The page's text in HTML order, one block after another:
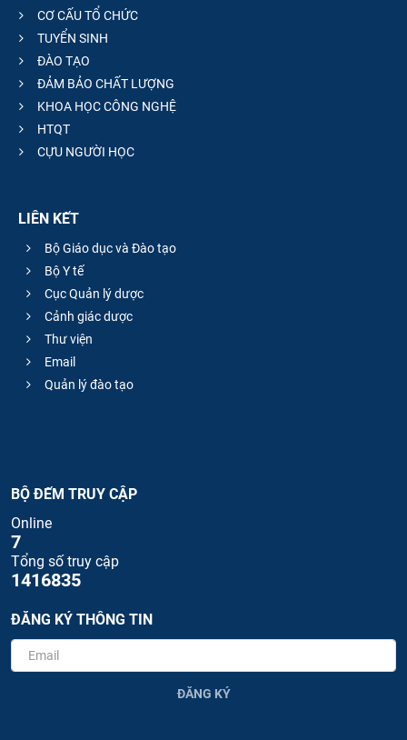
CƠ CẤU TỔ CHỨC
TUYỂN SINH
ĐÀO TẠO
ĐẢM BẢO CHẤT LƯỢNG
KHOA HỌC CÔNG NGHỆ
HTQT
CỰU NGƯỜI HỌC
LIÊN KẾT
Bộ Giáo dục và Đào tạo
Bộ Y tế
Cục Quản lý dược
Cảnh giác dược
Thư viện
Email
Quản lý đào tạo
BỘ ĐẾM TRUY CẬP
Online
7
Tổng số truy cập
1416835
ĐĂNG KÝ THÔNG TIN
ĐĂNG KÝ